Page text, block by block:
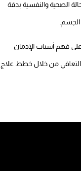
الصحية والنفسية بدقة
فهم أسباب الإدمان
من خلال خطط علاج